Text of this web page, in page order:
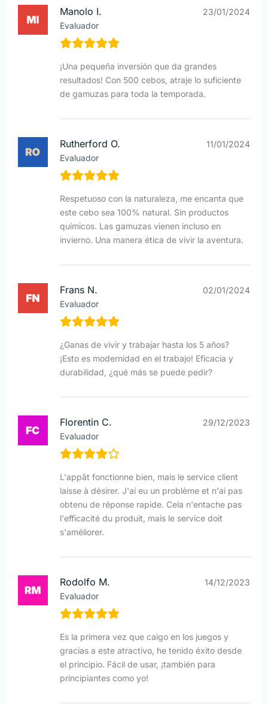
Manolo I.
Evaluador
23/01/2024
¡Una pequeña inversión que da grandes
resultados! Con 500 cebos, atraje lo suficiente
de gamuzas para toda la temporada.
Rutherford O.
Evaluador
11/01/2024
Respetuoso con la naturaleza, me encanta que
este cebo sea 100% natural. Sin productos
químicos. Las gamuzas vienen incluso en
invierno. Una manera ética de vivir la aventura.
Frans N.
Evaluador
02/01/2024
¿Ganas de vivir y trabajar hasta los 5 años?
¡Esto es modernidad en el trabajo! Eficacia y
durabilidad, ¿qué más se puede pedir?
Florentin C.
Evaluador
29/12/2023
L'appât fonctionne bien, mais le service client
laisse à désirer. J'ai eu un problème et n'ai pas
obtenu de réponse rapide. Cela n'entache pas
l'efficacité du produit, mais le service doit
s'améliorer.
Rodolfo M.
Evaluador
14/12/2023
Es la primera vez que caigo en los juegos y
gracias a este atractivo, he tenido éxito desde
el principio. Fácil de usar, ¡también para
principiantes como yo!